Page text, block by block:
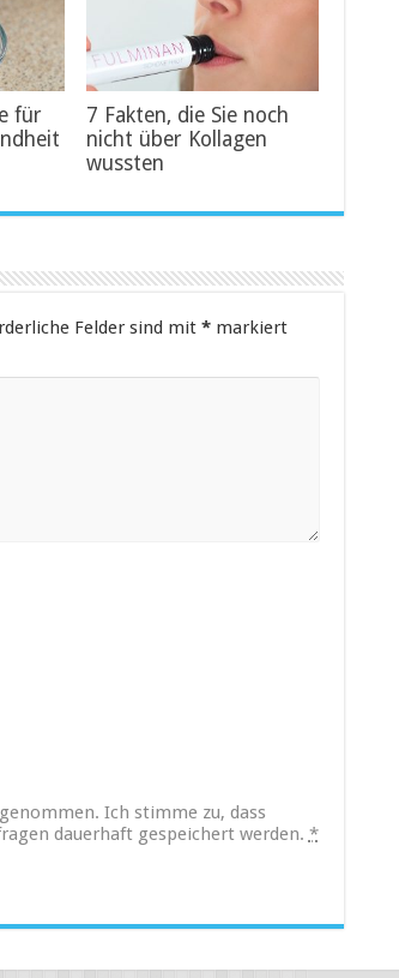
für
7 Fakten, die Sie noch
nicht über Kollagen
wussten
Felder sind mit *markiert
Ich stimme zu, dass
dauerhaft gespeichert werden. *